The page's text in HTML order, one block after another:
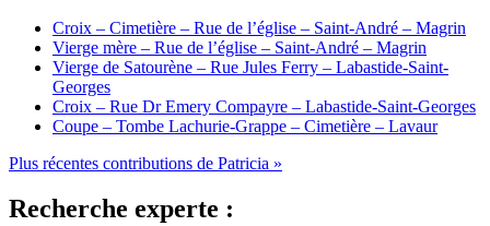
Croix – Cimetière – Rue de l’église – Saint-André – Magrin
Vierge mère – Rue de l’église – Saint-André – Magrin
Vierge de Satourène – Rue Jules Ferry – Labastide-Saint-
Georges
Croix – Rue Dr Emery Compayre – Labastide-Saint-Georges
Coupe – Tombe Lachurie-Grappe – Cimetière – Lavaur
Plus récentes contributions de Patricia »
Recherche experte :